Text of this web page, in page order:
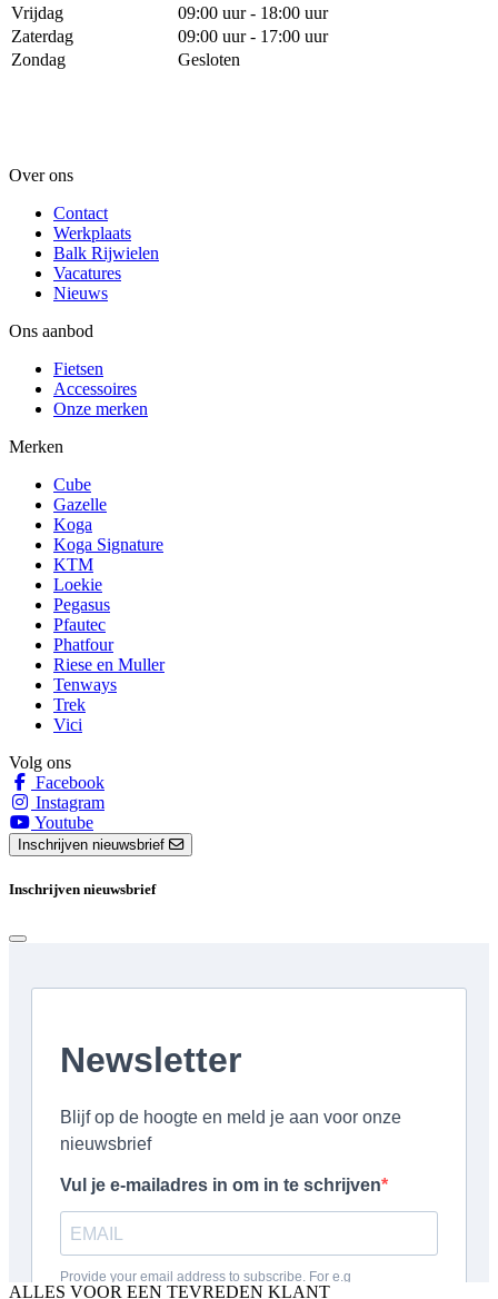
Vrijdag
09:00 uur - 18:00 uur
Zaterdag
09:00 uur - 17:00 uur
Zondag
Gesloten
Over ons
Contact
Werkplaats
Balk Rijwielen
Vacatures
Nieuws
Ons aanbod
Fietsen
Accessoires
Onze merken
Merken
Cube
Gazelle
Koga
Koga Signature
KTM
Loekie
Pegasus
Pfautec
Phatfour
Riese en Muller
Tenways
Trek
Vici
Volg ons
Facebook
Instagram
Youtube
Inschrijven nieuwsbrief
Inschrijven nieuwsbrief
ALLES VOOR EEN TEVREDEN KLANT